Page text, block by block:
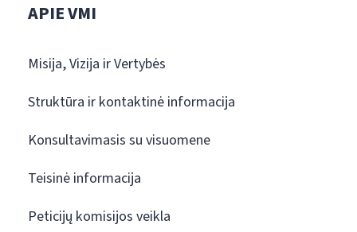
APIE VMI
Misija, Vizija ir Vertybės
Struktūra ir kontaktinė informacija
Konsultavimasis su visuomene
Teisinė informacija
Peticijų komisijos veikla